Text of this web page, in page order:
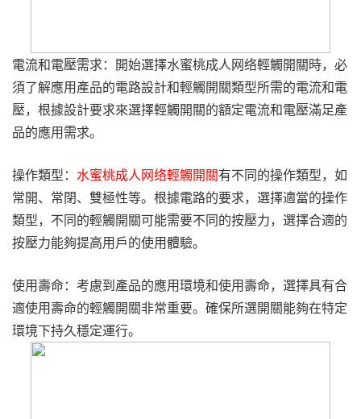
電流和電壓需求：開始選擇水蜜桃成人网络輕觸開關時，必
須了解應用產品的電路設計和輕觸開關類型所需的電流和電
壓，根據設計要求來選擇輕觸開關的額定電流和電壓滿足產
品的應用需求。
操作類型： 水蜜桃成人网络輕觸開關有不同的操作類型，如
常開、常閉、雙極性等。根據電路的要求，選擇適當的操作
類型，不同的輕觸開關可能需要不同的按壓力，選擇合適的
按壓力能夠提高用戶的使用體驗。
使用壽命：考慮到產品的應用環境和使用壽命，選擇具有合
適使用壽命的輕觸開關非常重要。確保所選開關能夠在特定
環境下持久穩定運行。